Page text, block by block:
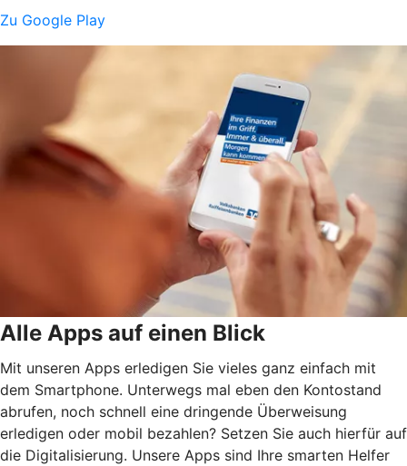
Zu Google Play
Alle Apps auf einen Blick
Mit unseren Apps erledigen Sie vieles ganz einfach mit
dem Smartphone. Unterwegs mal eben den Kontostand
abrufen, noch schnell eine dringende Überweisung
erledigen oder mobil bezahlen? Setzen Sie auch hierfür auf
die Digitalisierung. Unsere Apps sind Ihre smarten Helfer